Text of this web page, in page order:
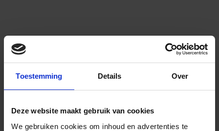
Toestemming Details Over
Deze website maakt gebruik van cookies
We gebruiken cookies om inhoud en advertenties te